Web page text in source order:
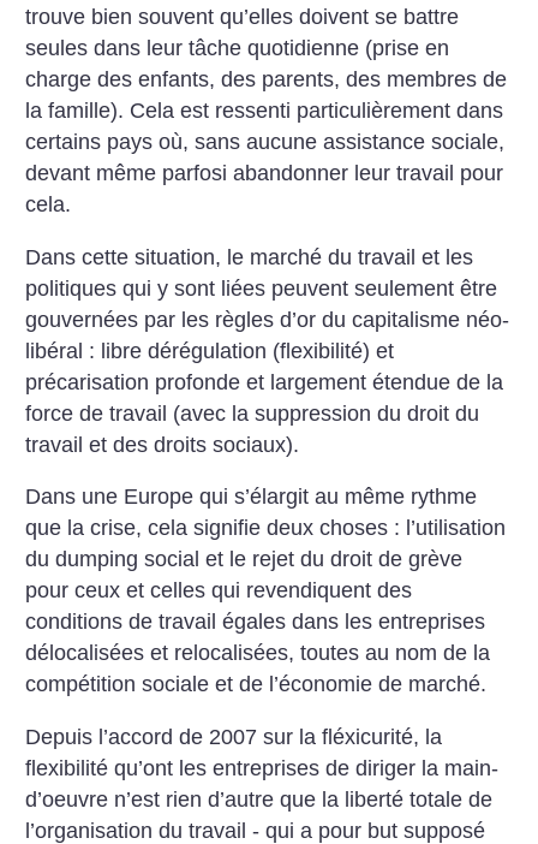
trouve bien souvent qu’elles doivent se battre
seules dans leur tâche quotidienne (prise en
charge des enfants, des parents, des membres de
la famille). Cela est ressenti particulièrement dans
certains pays où, sans aucune assistance sociale,
devant même parfosi abandonner leur travail pour
cela.
Dans cette situation, le marché du travail et les
politiques qui y sont liées peuvent seulement être
gouvernées par les règles d’or du capitalisme néo-
libéral : libre dérégulation (flexibilité) et
précarisation profonde et largement étendue de la
force de travail (avec la suppression du droit du
travail et des droits sociaux).
Dans une Europe qui s’élargit au même rythme
que la crise, cela signifie deux choses : l’utilisation
du dumping social et le rejet du droit de grève
pour ceux et celles qui revendiquent des
conditions de travail égales dans les entreprises
délocalisées et relocalisées, toutes au nom de la
compétition sociale et de l’économie de marché.
Depuis l’accord de 2007 sur la fléxicurité, la
flexibilité qu’ont les entreprises de diriger la main-
d’oeuvre n’est rien d’autre que la liberté totale de
l’organisation du travail - qui a pour but supposé